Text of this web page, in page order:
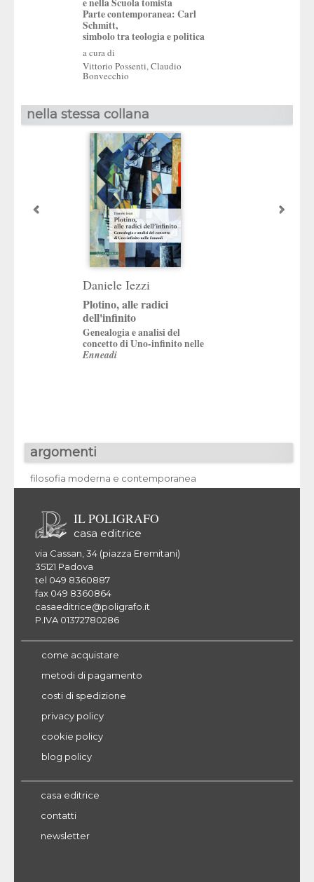
e nella Scuola tomista
Parte contemporanea: Carl
Schmitt,
simbolo tra teologia e politica
a cura di
Vittorio Possenti,Claudio
Bonvecchio
nella stessa collana
Daniele Iezzi
Plotino, alle radici
dell'infinito
Genealogia e analisi del
concetto di Uno-infinito nelle
Enneadi
argomenti
filosofia moderna e contemporanea
IL POLIGRAFO
casa editrice
via Cassan, 34 (piazza Eremitani)
35121 Padova
tel 049 8360887
fax 049 8360864
casaeditrice@poligrafo.it
P.IVA 01372780286
come acquistare
metodi di pagamento
costi di spedizione
privacy policy
cookie policy
blog policy
casa editrice
contatti
newsletter